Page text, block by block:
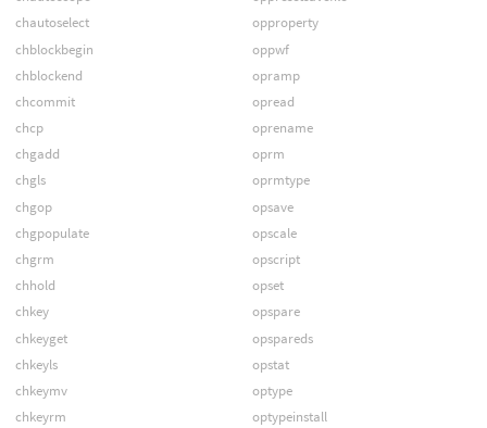
chautoselect
chblockbegin
chblockend
chcommit
chcp
chgadd
chgls
chgop
chgpopulate
chgrm
chhold
chkey
chkeyget
chkeyls
chkeymv
chkeyrm
opproperty
oppwf
opramp
opread
oprename
oprm
oprmtype
opsave
opscale
opscript
opset
opspare
opspareds
opstat
optype
optypeinstall